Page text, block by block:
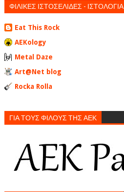
ΦΙΛΙΚΕΣ ΙΣΤΟΣΕΛΙΔΕΣ - ΙΣΤΟΛΟΓΙΑ
Eat This Rock
AEKology
Metal Daze
Art@Net blog
Rocka Rolla
ΓΙΑ ΤΟΥΣ ΦΙΛΟΥΣ ΤΗΣ ΑΕΚ